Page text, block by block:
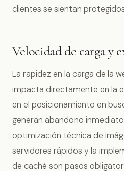
clientes se sientan
Velocidad de carga y
La rapidez en la carga de la
impacta directamente en la
en el posicionamiento en
generan abandono
optimización técnica de
servidores rápidos y la
de caché son pasos